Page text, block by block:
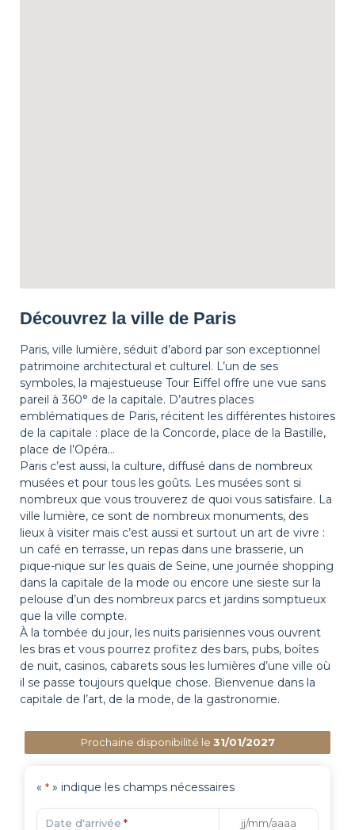
Découvrez la ville de Paris
Paris, ville lumière, séduit d’abord par son exceptionnel
patrimoine architectural et culturel. L’un de ses
symboles, la majestueuse Tour Eiffel offre une vue sans
pareil à 360° de la capitale. D’autres places
emblématiques de Paris, récitent les différentes histoires
de la capitale : place de la Concorde, place de la Bastille,
place de l’Opéra…
Paris c’est aussi, la culture, diffusé dans de nombreux
musées et pour tous les goûts. Les musées sont si
nombreux que vous trouverez de quoi vous satisfaire. La
ville lumière, ce sont de nombreux monuments, des
lieux à visiter mais c’est aussi et surtout un art de vivre :
un café en terrasse, un repas dans une brasserie, un
pique-nique sur les quais de Seine, une journée shopping
dans la capitale de la mode ou encore une sieste sur la
pelouse d’un des nombreux parcs et jardins somptueux
que la ville compte.
À la tombée du jour, les nuits parisiennes vous ouvrent
les bras et vous pourrez profitez des bars, pubs, boîtes
de nuit, casinos, cabarets sous les lumières d’une ville où
il se passe toujours quelque chose. Bienvenue dans la
capitale de l’art, de la mode, de la gastronomie.
Prochaine disponibilité le 31/01/2027
« * » indique les champs nécessaires
Date d'arrivée *